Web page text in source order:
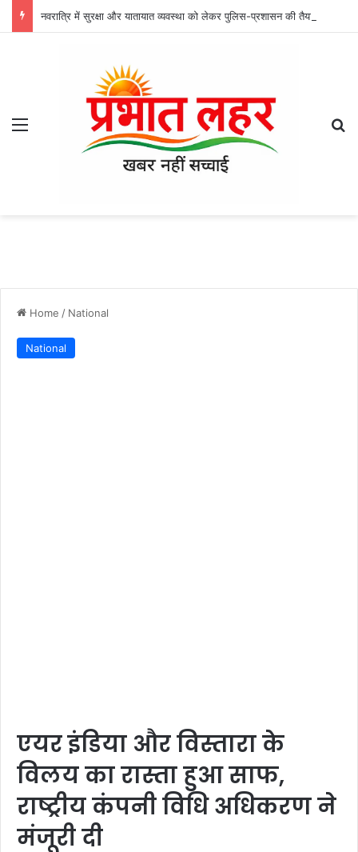
Menu
Home / National
National
एयर इंडिया और विस्तारा के
विलय का रास्ता हुआ साफ,
राष्ट्रीय कंपनी विधि अधिकरण ने
मंजूरी दी